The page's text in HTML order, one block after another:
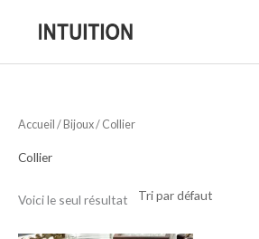
Accueil /Bijoux/ Collier
Collier
Voici le seul résultat